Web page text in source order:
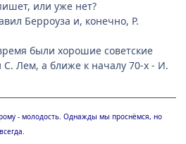
или уже нет?
Берроуза и, конечно, Р.
были хорошие советские
С. Лем, а ближе к началу 70-х - И.
- молодость. Однажды мы проснёмся, но